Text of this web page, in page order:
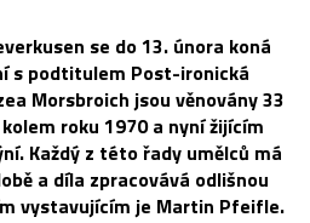
se do 13. února koná
s podtitulem Post-ironická
Morsbroich jsou věnovány 33
roku 1970 a nyní žijícím
Každý z této řady umělců má
a díla zpracovává odlišnou
vystavujícím je Martin Pfeifle.